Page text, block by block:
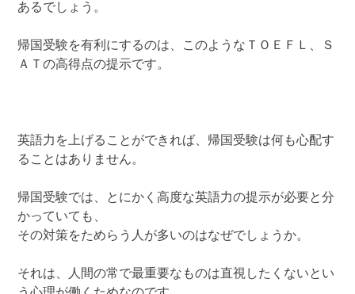
あるでしょう。
帰国受験を有利にするのは、このようなＴＯＥＦＬ、Ｓ
ＡＴの高得点の提示です。
英語力を上げることができれば、帰国受験は何も心配す
ることはありません。
帰国受験では、とにかく高度な英語力の提示が必要と分
かっていても、
その対策をためらう人が多いのはなぜでしょうか。
それは、人間の常で最重要なものは直視したくないとい